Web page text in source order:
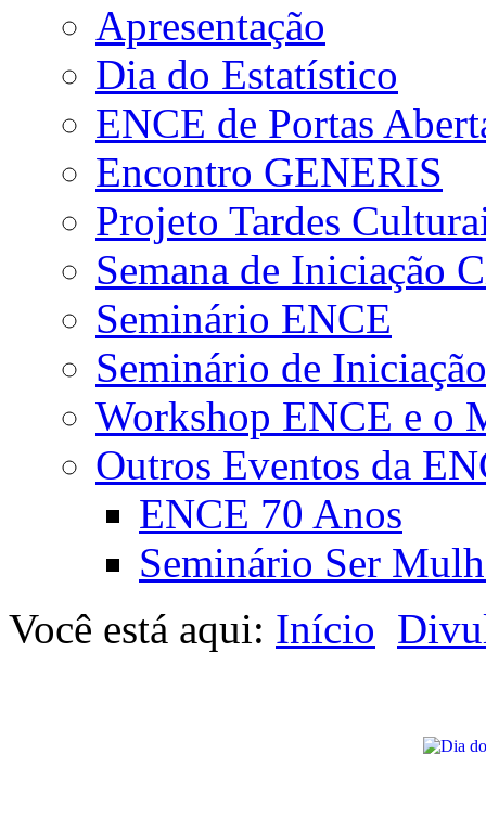
Apresentação
Dia do Estatístico
ENCE de Portas
Encontro GENERIS
Projeto Tardes
Semana de Iniciação
Seminário ENCE
Seminário de
Workshop ENCE e o
Outros Eventos da
ENCE 70 Anos
Seminário Ser
Você está aqui: Início